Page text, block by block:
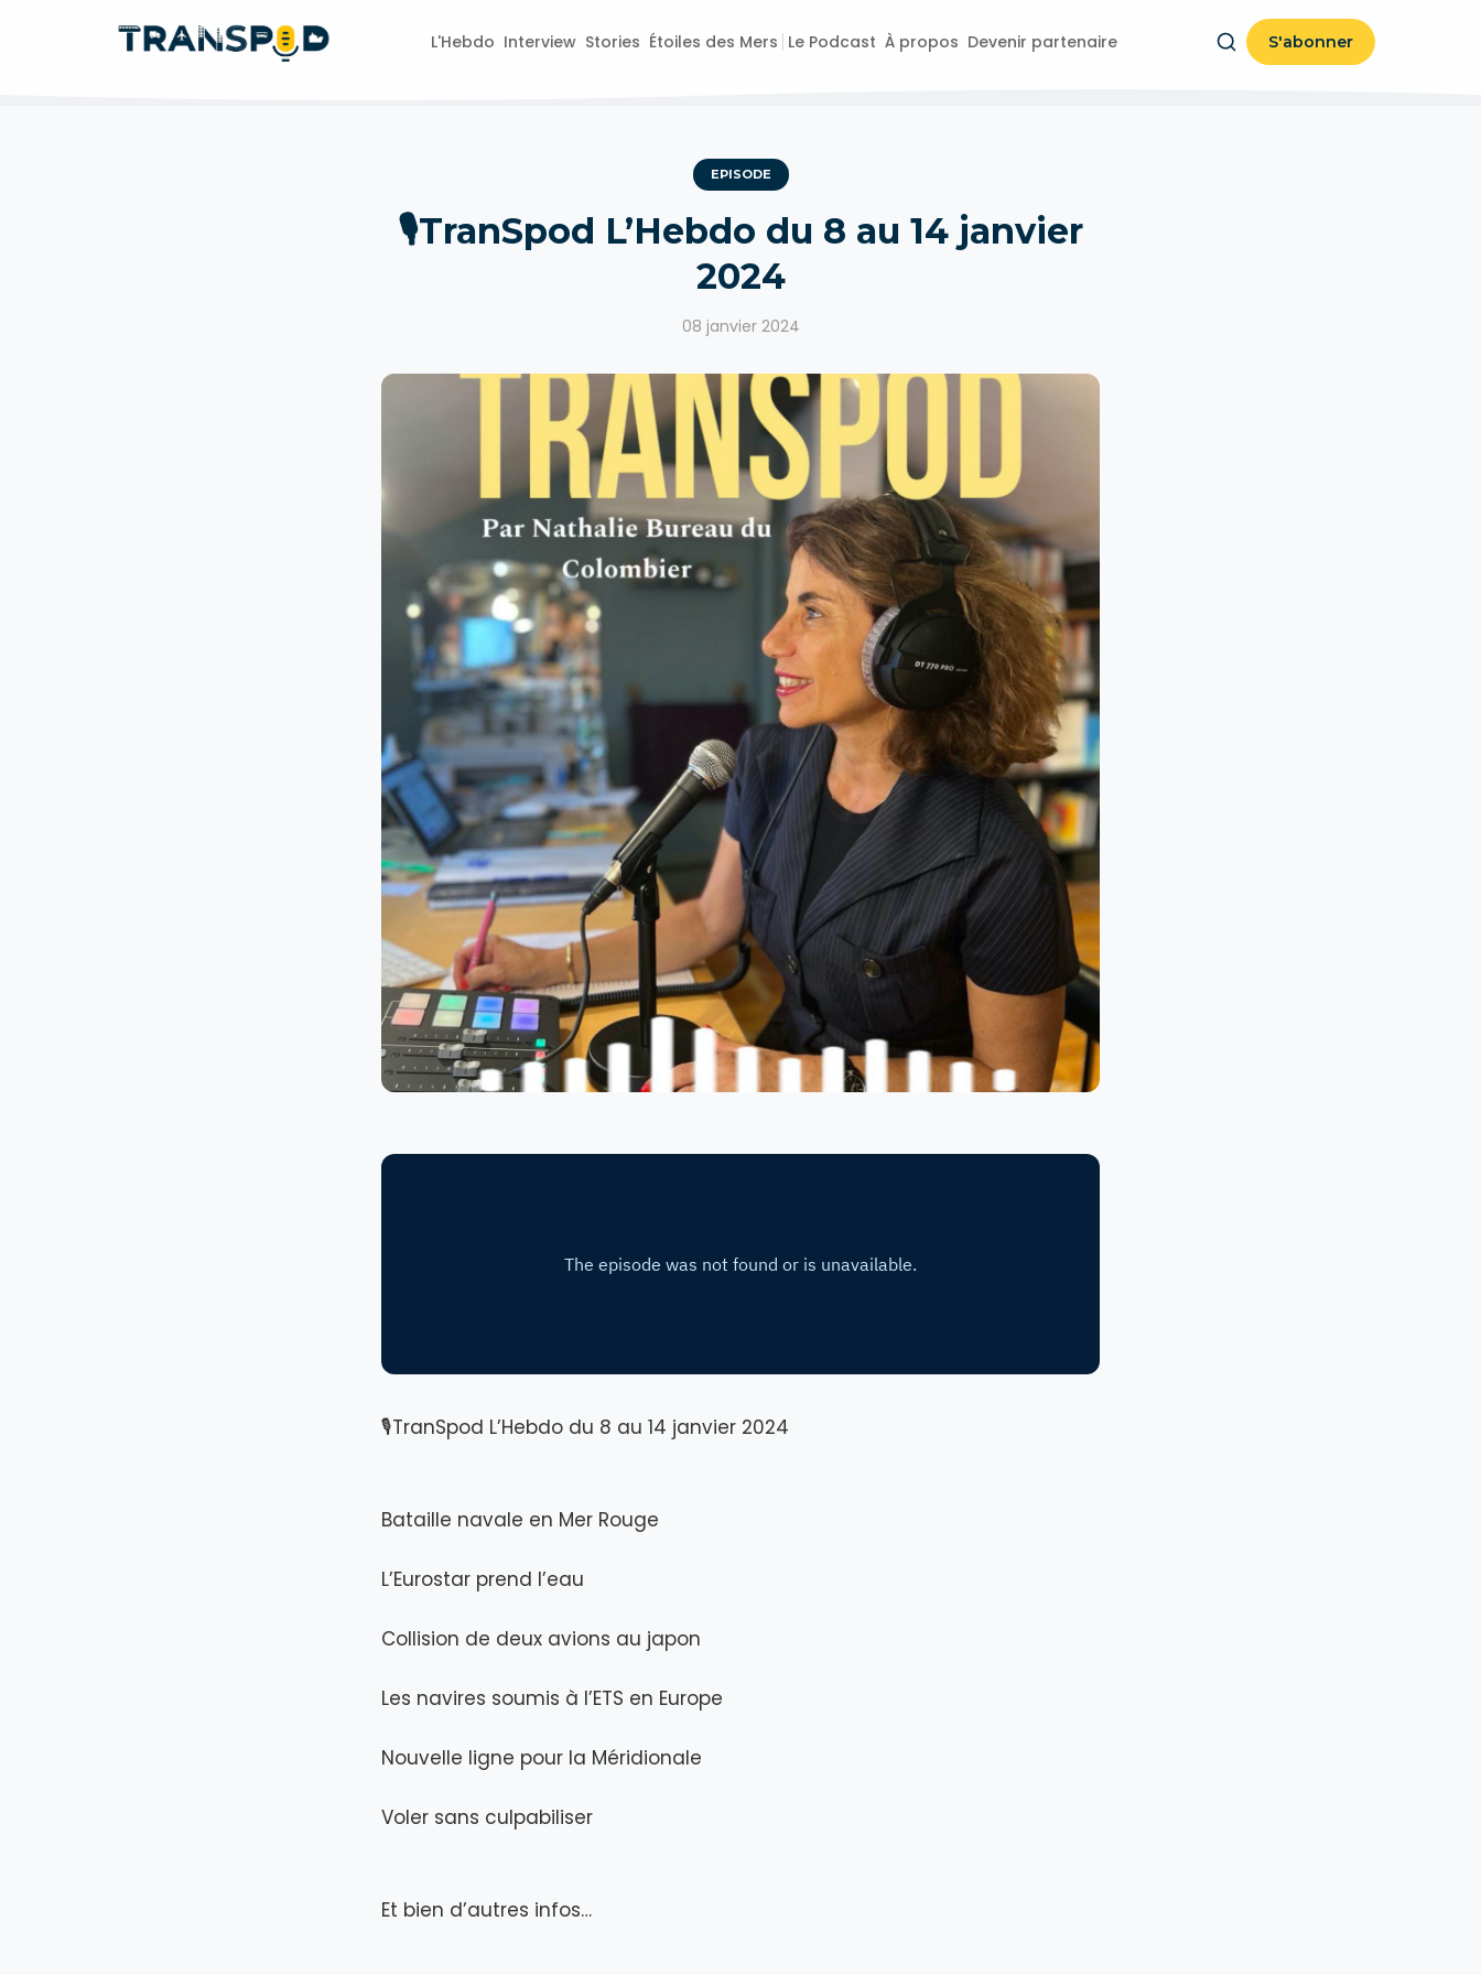
L'Hebdo Interview Stories Étoiles des Mers Le Podcast À propos Devenir partenaire S'abonner
EPISODE
🎙TranSpod L’Hebdo du 8 au 14 janvier
2024
08 janvier 2024
🎙TranSpod L’Hebdo du 8 au 14 janvier 2024
Bataille navale en Mer Rouge
L’Eurostar prend l’eau
Collision de deux avions au japon
Les navires soumis à l’ETS en Europe
Nouvelle ligne pour la Méridionale
Voler sans culpabiliser
Et bien d’autres infos…